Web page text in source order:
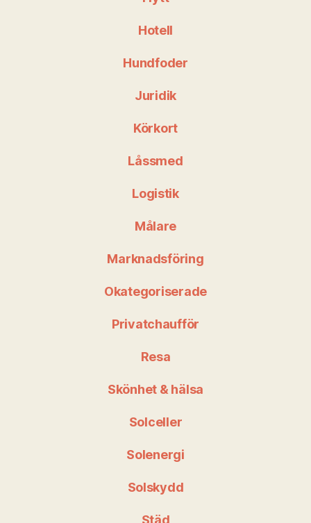
Hotell
Hundfoder
Juridik
Körkort
Låssmed
Logistik
Målare
Marknadsföring
Okategoriserade
Privatchaufför
Resa
Skönhet & hälsa
Solceller
Solenergi
Solskydd